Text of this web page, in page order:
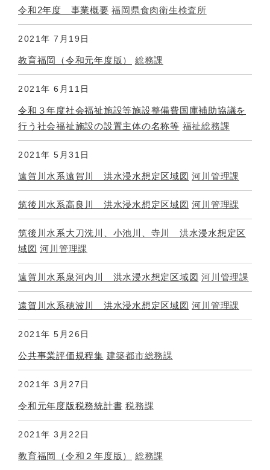
令和2年度 事業概要 福岡県食肉衛生検査所
2021年 7月19日
教育福岡（令和元年度版） 総務課
2021年 6月11日
令和３年度社会福祉施設等施設整備費国庫補助協議を
行う社会福祉施設の設置主体の名称等 福祉総務課
2021年 5月31日
遠賀川水系遠賀川 洪水浸水想定区域図 河川管理課
筑後川水系高良川 洪水浸水想定区域図 河川管理課
筑後川水系大刀洗川、小池川、寺川 洪水浸水想定区
域図 河川管理課
遠賀川水系泉河内川 洪水浸水想定区域図 河川管理課
遠賀川水系穂波川 洪水浸水想定区域図 河川管理課
2021年 5月26日
公共事業評価規程集 建築都市総務課
2021年 3月27日
令和元年度版税務統計書 税務課
2021年 3月22日
教育福岡（令和２年度版） 総務課